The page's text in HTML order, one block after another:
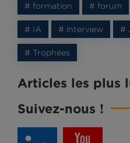
# formation # forum
# IA # interview #
# Trophées
Articles les plus
Suivez-nous !